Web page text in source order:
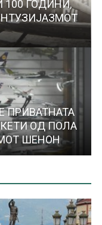
100 ГОДИНИ,
ПРИВАТНАТА
ОД ПОЛА
ШЕНОН